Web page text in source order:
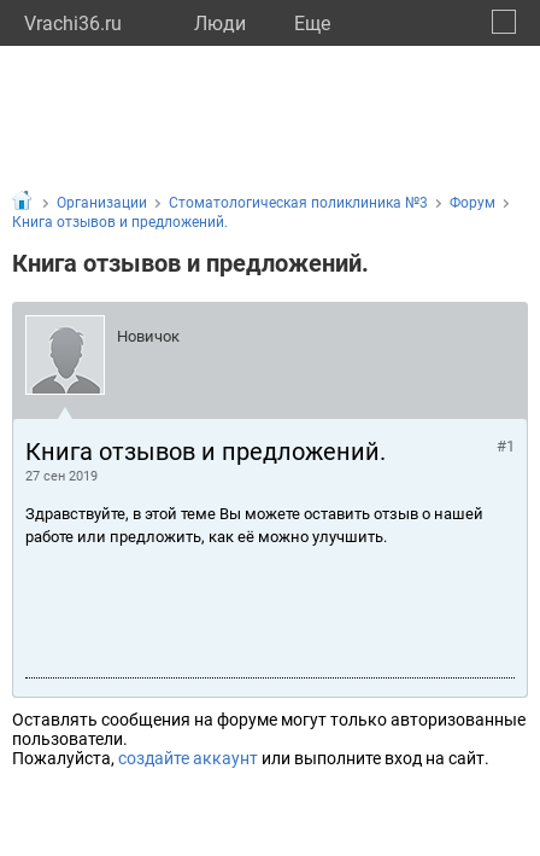
Vrachi36.ru Люди Eще
Организации Стоматологическая поликлиника №3
Форум
Книга отзывов и предложений.
Книга отзывов и предложений.
Новичок
Книга отзывов и предложений.
27 сен 2019
#1
Здравствуйте, в этой теме Вы можете оставить отзыв о нашей
работе или предложить, как её можно улучшить.
Оставлять сообщения на форуме могут только авторизованные
пользователи.
Пожалуйста, создайте аккаунт или выполните вход на сайт.